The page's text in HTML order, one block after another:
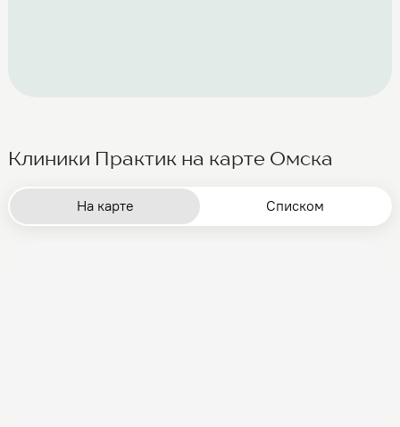
Клиники Практик на карте Омска
На карте Списком